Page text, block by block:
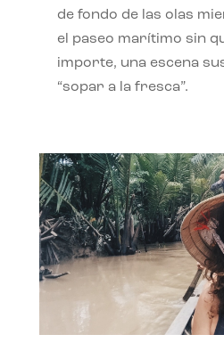
de fondo de las olas
el paseo marítimo sin
importe, una escena
“sopar a la fresca”.